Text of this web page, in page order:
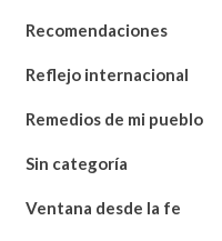
Recomendaciones
Reflejo internacional
Remedios de mi pueblo
Sin categoría
Ventana desde la fe